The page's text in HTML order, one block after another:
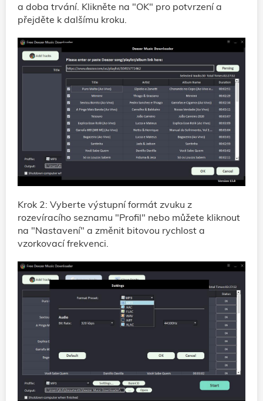
a doba trvání. Klikněte na "OK" pro potvrzení a
přejděte k dalšímu kroku.
Krok 2: Vyberte výstupní formát zvuku z
rozevíracího seznamu "Profil" nebo můžete kliknout
na "Nastavení" a změnit bitovou rychlost a
vzorkovací frekvenci.